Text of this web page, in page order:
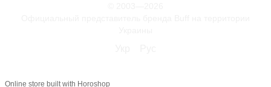
Online store built with Horoshop